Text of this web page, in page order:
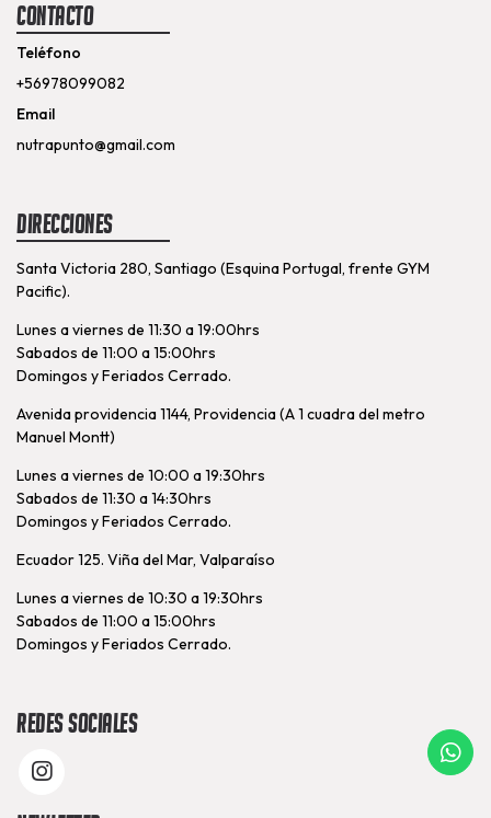
Contacto
Teléfono
+56978099082
Email
nutrapunto@gmail.com
Direcciones
Santa Victoria 280, Santiago (Esquina Portugal, frente GYM
Pacific).
Lunes a viernes de 11:30 a 19:00hrs
Sabados de 11:00 a 15:00hrs
Domingos y Feriados Cerrado.
Avenida providencia 1144, Providencia (A 1 cuadra del metro
Manuel Montt)
Lunes a viernes de 10:00 a 19:30hrs
Sabados de 11:30 a 14:30hrs
Domingos y Feriados Cerrado.
Ecuador 125. Viña del Mar, Valparaíso
Lunes a viernes de 10:30 a 19:30hrs
Sabados de 11:00 a 15:00hrs
Domingos y Feriados Cerrado.
Redes Sociales